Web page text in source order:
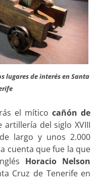
lugares de interés en Santa
el mítico cañón de
artillería del siglo XVIII
largo y unos 2.000
cuenta que fue la que
Horacio Nelson
Cruz de Tenerife en